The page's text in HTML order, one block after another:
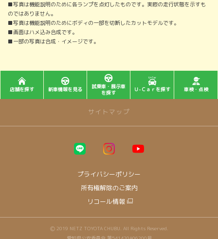
■写真は機能説明のために各ランプを点灯したものです。実際の走行状態を示すも
のではありません。
■写真は機能説明のためにボディの一部を切断したカットモデルです。
■画面はハメ込み合成です。
■一部の写真は合成・イメージです。
店舗を探す 新車情報を見る
試乗車・展示車
を探す
Ｕ-Ｃａｒを探す 車検・点検
サイトマップ
プラザ千代田
プライバシーポリシー
所有権解除のご案内
リコール情報
Ⓒ 2019 NETZ TOYOTA CHUBU. All Rights Reserved.